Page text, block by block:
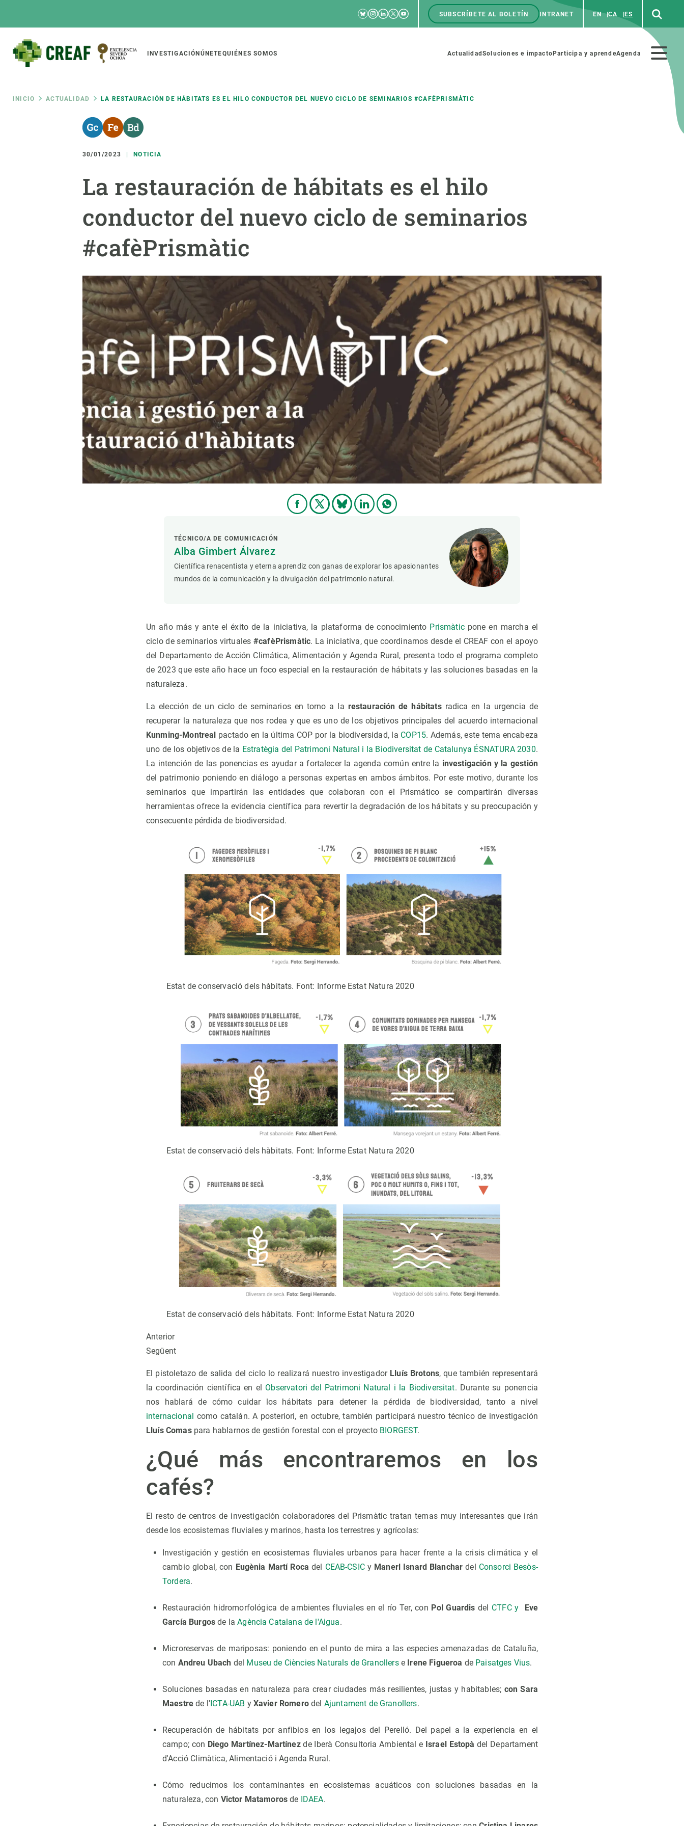
RRSS
Bluesky
Instagram
Linkedin
TwitterYoutube
Menú
top
SUBSCRÍBETE AL BOLETÍN INTRANET EN CA ES
Main
navigation
INVESTIGACIÓN ÚNETEQUIÉNES SOMOS
Menú
secundario
Actualidad Soluciones e impacto Participa y aprendeAgenda
Ruta
INICIO ACTUALIDAD LA RESTAURACIÓN DE HÁBITATS ES EL HILO CONDUCTOR DEL NUEVO CICLO DE SEMINARIOS #CAFÈPRISMÀTIC
30/01/2023 NOTICIA
La restauración de hábitats es el hilo
conductor del nuevo ciclo de seminarios
#cafèPrismàtic
TÉCNICO/A DE COMUNICACIÓN
Alba Gimbert Álvarez
Científica renacentista y eterna aprendiz con ganas de explorar los apasionantes
mundos de la comunicación y la divulgación del patrimonio natural.
Un año más y ante el éxito de la iniciativa, la plataforma de conocimiento Prismàticpone en marcha el
ciclo de seminarios virtuales #cafèPrismàtic. La iniciativa, que coordinamos desde el CREAF con el apoyo
del Departamento de Acción Climática, Alimentación y Agenda Rural, presenta todo el programa completo
de 2023 que este año hace un foco especial en la restauración de hábitats y las soluciones basadas en la
naturaleza.
La elección de un ciclo de seminarios en torno a la restauración de hábitatsradica en la urgencia de
recuperar la naturaleza que nos rodea y que es uno de los objetivos principales del acuerdo internacional
Kunming-Montreal pactado en la última COP por la biodiversidad, la COP15. Además, este tema encabeza
uno de los objetivos de la Estratègia del Patrimoni Natural i la Biodiversitat de Catalunya ÉSNATURA 2030.
La intención de las ponencias es ayudar a fortalecer la agenda común entre la investigación y la gestión
del patrimonio poniendo en diálogo a personas expertas en ambos ámbitos. Por este motivo, durante los
seminarios que impartirán las entidades que colaboran con el Prismático se compartirán diversas
herramientas ofrece la evidencia científica para revertir la degradación de los hábitats y su preocupación y
consecuente pérdida de biodiversidad.
Estat de conservació dels hàbitats. Font: Informe Estat Natura 2020
Estat de conservació dels hàbitats. Font: Informe Estat Natura 2020
Estat de conservació dels hàbitats. Font: Informe Estat Natura 2020
Anterior
Següent
El pistoletazo de salida del ciclo lo realizará nuestro investigador Lluís Brotons, que también representará
la coordinación científica en el Observatori del Patrimoni Natural i la Biodiversitat. Durante su ponencia
nos hablará de cómo cuidar los hábitats para detener la pérdida de biodiversidad, tanto a nivel
internacional como catalán. A posteriori, en octubre, también participará nuestro técnico de investigación
Lluís Comaspara hablarnos de gestión forestal con el proyecto BIORGEST.
¿Qué más encontraremos en los
cafés?
El resto de centros de investigación colaboradores del Prismàtic tratan temas muy interesantes que irán
desde los ecosistemas fluviales y marinos, hasta los terrestres y agrícolas:
Investigación y gestión en ecosistemas fluviales urbanos para hacer frente a la crisis climática y el
cambio global, con Eugènia Martí Roca del CEAB-CSICy Manerl Isnard Blanchar del Consorci Besòs-
Tordera.
Restauración hidromorfológica de ambientes fluviales en el río Ter, con Pol Guardis del CTFC y
Eve
García Burgos de laAgència Catalana de l'Aigua.
Microreservas de mariposas: poniendo en el punto de mira a las especies amenazadas de Cataluña,
con Andreu Ubach del Museu de Ciències Naturals de Granollerse Irene Figueroa de Paisatges Vius.
Soluciones basadas en naturaleza para crear ciudades más resilientes, justas y habitables; con Sara
Maestre de l'ICTA-UAB y Xavier Romerodel Ajuntament de Granollers.
Recuperación de hábitats por anfibios en los legajos del Perelló. Del papel a la experiencia en el
campo; con Diego Martínez-Martínezde Iberà Consultoria Ambiental e Israel Estopà del Departament
d'Acció Climàtica, Alimentació i Agenda Rural.
Cómo reducimos los contaminantes en ecosistemas acuáticos con soluciones basadas en la
naturaleza, con Victor Matamoros de IDAEA.
Featured
responsive
Responsive
menu
SOBRE NOSOTROS
Organización institucional
Oficina de prensa
Ciencia abierta y gestión del conocimiento
Biodiversidad
Funcionamento de ecosistemas
Temas transversales
Soluciones
Política y gestión
Estrategia de Recursos Humanos
Pide tu MSCA-PF
Un lugar donde crecer
Desarrollo de carrera
Seminarios y actividades internas
Te ofrecemos formación
NOTICIAS Y AGENDA
Eventos anteriores
Funcionamiento de los ecosistemas
Observación de la Tierra